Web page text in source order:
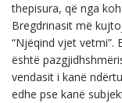
thepisura, që nga
Bregdrinasit më
“Njëqind vjet vetmi”.
është
vendasit i kanë
edhe pse kanë